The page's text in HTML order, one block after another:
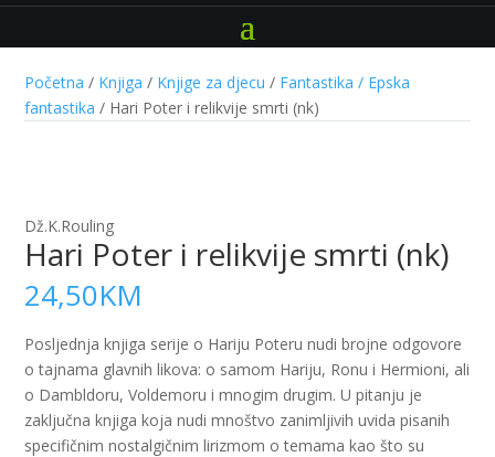
Početna / Knjiga / Knjige za djecu / Fantastika / Epska
fantastika / Hari Poter i relikvije smrti (nk)
Dž.K.Rouling
Hari Poter i relikvije smrti (nk)
24,50KM
Posljednja knjiga serije o Hariju Poteru nudi brojne odgovore
o tajnama glavnih likova: o samom Hariju, Ronu i Hermioni, ali
o Dambldoru, Voldemoru i mnogim drugim. U pitanju je
zaključna knjiga koja nudi mnoštvo zanimljivih uvida pisanih
specifičnim nostalgičnim lirizmom o temama kao što su